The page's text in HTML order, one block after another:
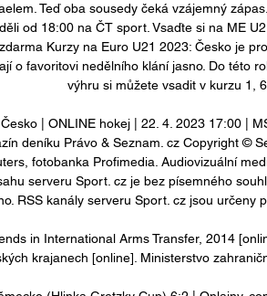
Teď oba sousedy čeká vzájemný
od 18:00 na ČT sport. Vsaďte si na ME
Kurzy na Euro U21 2023: Česko je
o favoritovi nedělního klání jasno. Do této
výhru si můžete vsadit v kurzu 1,
| ONLINE hokej | 22. 4. 2023 17:00 |
deníku Právo & Seznam. cz Copyright ©
fotobanka Profimedia. Audiovizuální
serveru Sport. cz je bez písemného
RSS kanály serveru Sport. cz jsou určeny
in International Arms Transfer, 2014
krajanech [online]. Ministerstvo